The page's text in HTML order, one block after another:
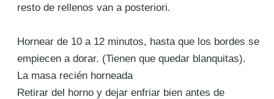
resto de rellenos van a posteriori.
Hornear de 10 a 12 minutos, hasta que los bordes se
empiecen a dorar. (Tienen que quedar blanquitas).
La masa recién horneada
Retirar del horno y dejar enfriar bien antes de